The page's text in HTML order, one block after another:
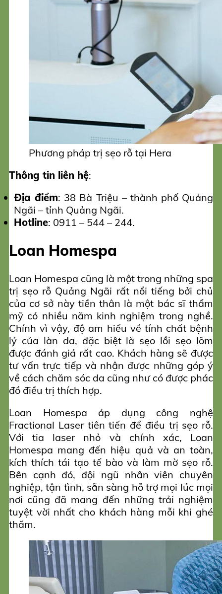
Phương pháp trị sẹo rỗ tại Hera
Thông tin liên hệ:
Địa điểm: 38 Bà Triệu – thành phố Quảng
Ngãi – tỉnh Quảng Ngãi.
Hotline: 0911 – 544 – 244.
Loan Homespa
Loan Homespa cũng là một trong những spa
trị sẹo rỗ Quảng Ngãi rất nổi tiếng bởi chủ
của cơ sở này tiền thân là một bác sĩ thẩm
mỹ có nhiều năm kinh nghiệm trong nghề.
Chính vì vậy, độ am hiểu về tính chất bệnh
lý của làn da, đặc biệt là sẹo lồi sẹo lõm
được đánh giá rất cao. Khách hàng sẽ được
tư vấn trực tiếp và nhận được những góp ý
về cách chăm sóc da cũng như có được phác
đồ điều trị thích hợp.
Loan Homespa áp dụng công nghệ
Fractional Laser tiên tiến để điều trị sẹo rỗ.
Với tia laser nhỏ và chính xác, Loan
Homespa mang đến hiệu quả và an toàn,
kích thích tái tạo tế bào và làm mờ sẹo rỗ.
Bên cạnh đó, đội ngũ nhân viên chuyên
nghiệp, tận tình, sẵn sàng hỗ trợ mọi lúc mọi
nơi cũng đã mang đến những trải nghiệm
tuyệt vời nhất cho khách hàng mỗi khi ghé
thăm.